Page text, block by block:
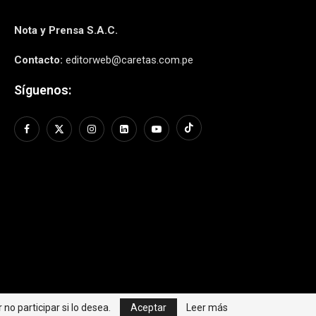
Nota y Prensa S.A.C.
Contacto: editorweb@caretas.com.pe
Síguenos:
participar si lo desea. Aceptar Leer más